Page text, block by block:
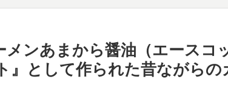
メンあまから醤油（エースコ
』として作られた昔ながらの